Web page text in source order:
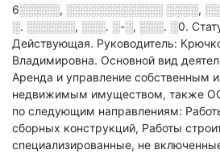
6░░░░░, ░░░░░░░░░░░░ ░░░░,
░. ░░░░░░, ░░░. ░-░, ░░░. ░0.
Действующая. Руководитель:
Владимировна. Основной вид
Аренда и управление собственным
недвижимым имуществом, также
по следующим направлениям:
сборных конструкций, Работы
специализированные, не